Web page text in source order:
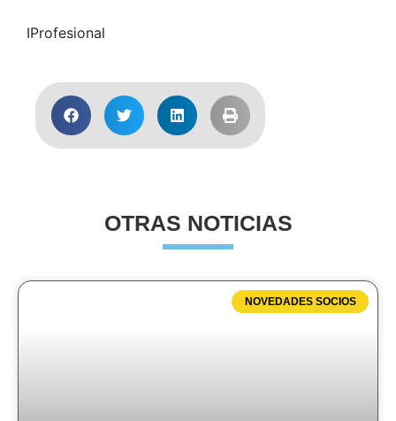
IProfesional
OTRAS NOTICIAS
NOVEDADES SOCIOS